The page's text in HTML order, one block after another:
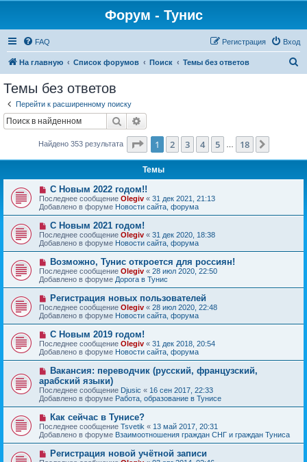
Форум - Тунис
FAQ Вход
Регистрация
На главную Список форумов Поиск Темы без ответов
Темы без ответов
Перейти к расширенному поиску
Поиск
Найдено 353 результата Страница из 18
1 2 3 4 5 18
Темы
Н
о
в
о
с
о
о
б
щ
е
н
и
е
С Новым 2022 годом!!
Последнее сообщение Olegiv « 31 дек 2021, 21:13
Добавлено в форуме Новости сайта, форума
Н
о
в
о
е
с
о
о
б
щ
е
н
и
е
С Новым 2021 годом!
Последнее сообщение Olegiv « 31 дек 2020, 18:38
Добавлено в форуме Новости сайта, форума
Н
о
в
о
е
с
о
о
б
щ
е
н
и
е
Возможно, Тунис откроется для россиян!
Последнее сообщение Olegiv « 28 июл 2020, 22:50
Добавлено в форуме Дорога в Тунис
Н
о
в
о
с
о
о
б
щ
е
н
и
е
Регистрация новых пользователей
Последнее сообщение Olegiv « 28 июл 2020, 22:48
Добавлено в форуме Новости сайта, форума
Н
о
в
о
е
с
о
о
б
щ
е
н
и
е
С Новым 2019 годом!
Последнее сообщение Olegiv « 31 дек 2018, 20:54
Добавлено в форуме Новости сайта, форума
Н
в
о
е
с
о
б
щ
е
н
Вакансия: переводчик (русский, французский,
арабский языки)
Последнее сообщение Djusic « 16 сен 2017, 22:33
Добавлено в форуме Работа, образование в Тунисе
Н
о
в
о
е
с
Как сейчас в Тунисе?
Последнее сообщение Tsvetik « 13 май 2017, 20:31
Добавлено в форуме Взаимоотношения граждан СНГ и граждан Туниса
Н
о
Регистрация новой учётной записи